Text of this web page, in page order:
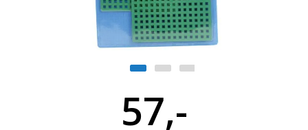
57,-